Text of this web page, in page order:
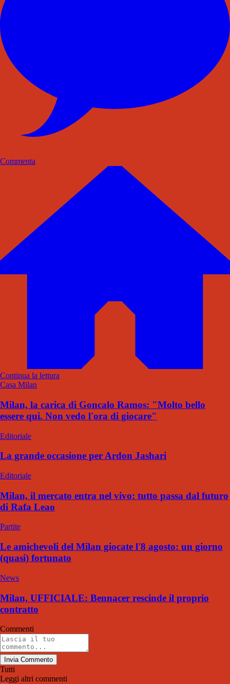
Commenta
Continua la lettura
Casa Milan
Milan, la carica di Goncalo Ramos: "Molto bello
essere qui. Non vedo l'ora di giocare"
Editoriale
La grande occasione per Ardon Jashari
Editoriale
Milan, il mercato entra nel vivo: tutto passa dal futuro
di Rafa Leao
Partite
Le amichevoli del Milan giocate l'8 agosto: un giorno
(quasi) fortunato
News
Milan, UFFICIALE: Bennacer rescinde il proprio
contratto
Commenti
Invia Commento
Tutti
Leggi altri commenti